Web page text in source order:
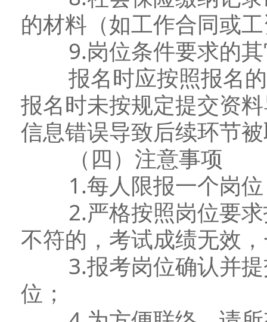
的材料（如工作合同或
9.岗位条件要求的其
报名时应按照报名的
报名时未按规定提交资
信息错误导致后续环节
（四）注意事项
1.每人限报一个岗位
2.严格按照岗位要求
不符的，考试成绩无效
3.报考岗位确认并提
位；